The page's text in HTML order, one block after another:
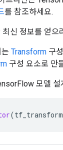
를 참조하세요.
신 정보를 얻으
Transform 구
구성 요소로 만
모델 설
(